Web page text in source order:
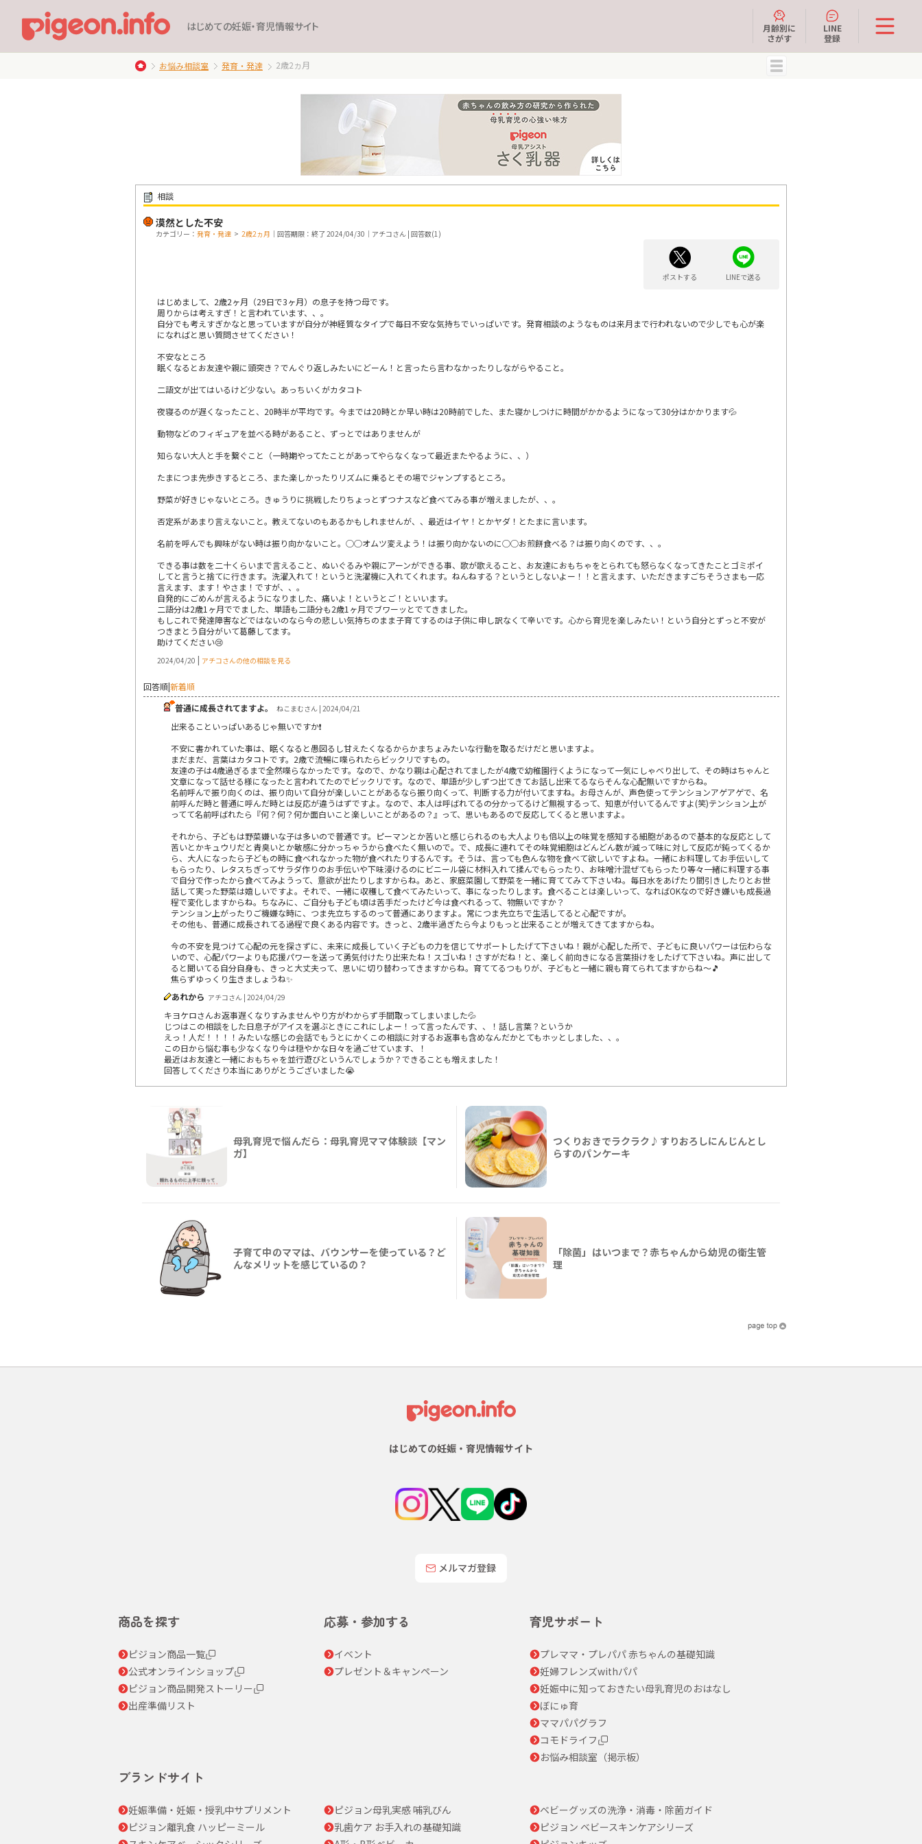
はじめての妊娠・育児情報サイト
月齢別に
さがす
LINE
登録
お悩み相談室 発育・発達 2歳2ヵ月
相談
漠然とした不安
カテゴリー： 発育・発達 > 2歳2ヵ月 ｜回答期限：終了 2024/04/30｜アチコさん | 回答数(1)
ポストする LINEで送る
はじめまして、2歳2ヶ月（29日で3ヶ月）の息子を持つ母です。
周りからは考えすぎ！と言われています、、。
自分でも考えすぎかなと思っていますが自分が神経質なタイプで毎日不安な気持ちでいっぱいです。発育相談のようなものは来月まで行われないので少しでも心が楽
になればと思い質問させてください！
不安なところ
眠くなるとお友達や親に頭突き？でんぐり返しみたいにどーん！と言ったら言わなかったりしながらやること。
二語文が出てはいるけど少ない。あっちいくがカタコト
夜寝るのが遅くなったこと、20時半が平均です。今までは20時とか早い時は20時前でした、また寝かしつけに時間がかかるようになって30分はかかります💦
動物などのフィギュアを並べる時があること、ずっとではありませんが
知らない大人と手を繋ぐこと（一時期やってたことがあってやらなくなって最近またやるように、、）
たまにつま先歩きするところ、また楽しかったりリズムに乗るとその場でジャンプするところ。
野菜が好きじゃないところ。きゅうりに挑戦したりちょっとずつナスなど食べてみる事が増えましたが、、。
否定系があまり言えないこと。教えてないのもあるかもしれませんが、、最近はイヤ！とかヤダ！とたまに言います。
名前を呼んでも興味がない時は振り向かないこと。◯◯オムツ変えよう！は振り向かないのに◯◯お煎餅食べる？は振り向くのです、、。
できる事は数を二十くらいまで言えること、ぬいぐるみや親にアーンができる事、歌が歌えること、お友達におもちゃをとられても怒らなくなってきたことゴミポイ
してと言うと捨てに行きます。洗濯入れて！というと洗濯機に入れてくれます。ねんねする？というとしないよー！！と言えます、いただきますごちそうさまも一応
言えます、ます！やさま！ですが、、。
自発的にごめんが言えるようになりました、痛いよ！というとご！といいます。
二語分は2歳1ヶ月ででました、単語も二語分も2歳1ヶ月でブワーッとでてきました。
もしこれで発達障害などではないのなら今の悲しい気持ちのまま子育てするのは子供に申し訳なくて辛いです。心から育児を楽しみたい！という自分とずっと不安が
つきまとう自分がいて葛藤してます。
助けてください😢
2024/04/20 | アチコさんの他の相談を見る
回答順|新着順
普通に成長されてますよ。
ねこまむさん | 2024/04/21
出来ることいっぱいあるじゃ無いですか❗
不安に書かれていた事は、眠くなると愚図るし甘えたくなるからかまちょみたいな行動を取るだけだと思いますよ。
まだまだ、言葉はカタコトです。2歳で流暢に喋られたらビックリですもの。
友達の子は4歳過ぎるまで全然喋らなかったです。なので、かなり親は心配されてましたが4歳で幼稚園行くようになって一気にしゃべり出して、その時はちゃんと
文章になって話せる様になったと言われてたのでビックリです。なので、単語が少しずつ出てきてお話し出来てるならそんな心配無いですからね。
名前呼んで振り向くのは、振り向いて自分が楽しいことがあるなら振り向くって、判断する力が付いてますね。お母さんが、声色使ってテンションアゲアゲで、名
前呼んだ時と普通に呼んだ時とは反応が違うはずですよ。なので、本人は呼ばれてるの分かってるけど無視するって、知恵が付いてるんですよ(笑)テンション上が
ってて名前呼ばれたら『何？何？何か面白いこと楽しいことがあるの？』って、思いもあるので反応してくると思いますよ。
それから、子どもは野菜嫌いな子は多いので普通です。ピーマンとか苦いと感じられるのも大人よりも倍以上の味覚を感知する細胞があるので基本的な反応として
苦いとかキュウリだと青臭いとか敏感に分かっちゃうから食べたく無いので。で、成長に連れてその味覚細胞はどんどん数が減って味に対して反応が鈍ってくるか
ら、大人になったら子どもの時に食べれなかった物が食べれたりするんです。そうは、言っても色んな物を食べて欲しいですよね。一緒にお料理してお手伝いして
もらったり、レタスちぎってサラダ作りのお手伝いや下味浸けるのにビニール袋に材料入れて揉んでもらったり、お味噌汁混ぜてもらったり等々一緒に料理する事
で自分で作ったから食べてみようって、意欲が出たりしますからね。あと、家庭菜園して野菜を一緒に育ててみて下さいね。毎日水をあげたり間引きしたりとお世
話して実った野菜は嬉しいですよ。それで、一緒に収穫して食べてみたいって、事になったりします。食べることは楽しいって、なればOKなので好き嫌いも成長過
程で変化しますからね。ちなみに、ご自分も子ども頃は苦手だったけど今は食べれるって、物無いですか？
テンション上がったりご機嫌な時に、つま先立ちするのって普通にありますよ。常につま先立ちで生活してると心配ですが。
その他も、普通に成長されてる過程で良くある内容です。きっと、2歳半過ぎたら今よりもっと出来ることが増えてきてますからね。
今の不安を見つけて心配の元を探さずに、未来に成長していく子どもの力を信じてサポートしたげて下さいね！親が心配した所で、子どもに良いパワーは伝わらな
いので、心配パワーよりも応援パワーを送って勇気付けたり出来たね！スゴいね！さすがだね！と、楽しく前向きになる言葉掛けをしたげて下さいね。声に出して
ると聞いてる自分自身も、きっと大丈夫って、思いに切り替わってきますからね。育ててるつもりが、子どもと一緒に親も育てられてますからね～🎵
焦らずゆっくり生きましょうね✨
あれから アチコさん | 2024/04/29
キヨケロさんお返事遅くなりすみませんやり方がわからず手間取ってしまいました💦
じつはこの相談をした日息子がアイスを選ぶときにこれにしよー！って言ったんです、、！話し言葉？というか
えっ！人だ！！！！みたいな感じの会話でもうとにかくこの相談に対するお返事も含めなんだかとてもホッとしました、、。
この日から悩む事も少なくなり今は穏やかな日々を過ごせています、！
最近はお友達と一緒におもちゃを並行遊びというんでしょうか？できることも増えました！
回答してくださり本当にありがとうございました😭
母乳育児で悩んだら：母乳育児ママ体験談【マン
ガ】
つくりおきでラクラク♪すりおろしにんじんとし
らすのパンケーキ
子育て中のママは、バウンサーを使っている？ど
んなメリットを感じているの？
「除菌」はいつまで？赤ちゃんから幼児の衛生管
理
はじめての妊娠・育児情報サイト
メルマガ登録
商品を探す
ピジョン商品一覧
公式オンラインショップ
ピジョン商品開発ストーリー
出産準備リスト
応募・参加する
イベント
プレゼント＆キャンペーン
育児サポート
プレママ・プレパパ 赤ちゃんの基礎知識
妊婦フレンズwithパパ
妊娠中に知っておきたい母乳育児のおはなし
ぼにゅ育
ママパパグラフ
コモドライフ
お悩み相談室（掲示板）
ブランドサイト
妊娠準備・妊娠・授乳中サプリメント ピジョン母乳実感 哺乳びん
ベビーグッズの洗浄・消毒・除菌ガイド
ピジョン離乳食 ハッピーミール
乳歯ケア お手入れの基礎知識
ピジョン ベビースキンケアシリーズ